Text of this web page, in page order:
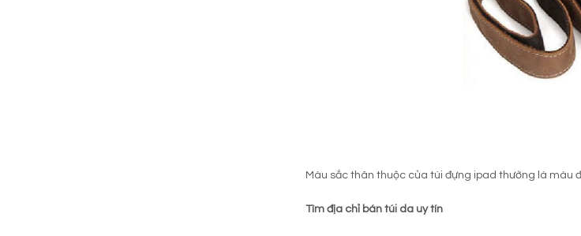
Màu sắc thân thuộc của túi đựng ipad thường là màu
Tìm địa chỉ bán túi da uy tín